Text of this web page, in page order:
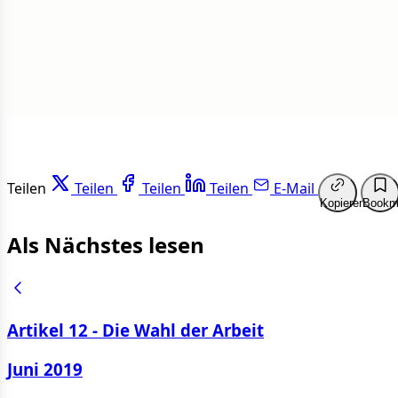
Teilen Teilen Teilen Teilen E-Mail
Kopieren
Als Nächstes lesen
Artikel 12 - Die Wahl der Arbeit
Juni 2019